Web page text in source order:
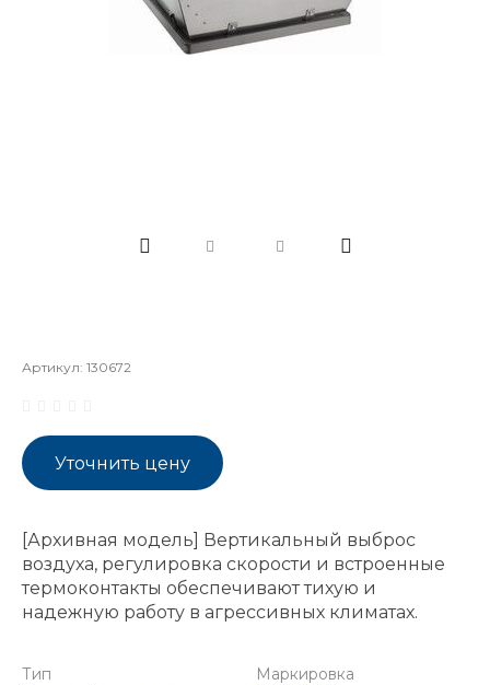
Артикул: 130672
Уточнить цену
[Архивная модель] Вертикальный выброс
воздуха, регулировка скорости и встроенные
термоконтакты обеспечивают тихую и
надежную работу в агрессивных климатах.
Тип
Маркировка